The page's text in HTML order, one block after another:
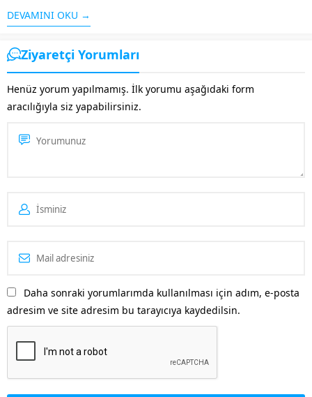
farklı olarak işletmenin geniş
kesimlere ulaşması, firma
tanıtımının yapılması, sosyal
medyanın etkin olarak
taşır. Alanında faaliyet
gösteren diğer rakip...
DEVAMINI OKU →
Ziyaretçi Yorumları
Henüz yorum yapılmamış. İlk yorumu aşağıdaki form
aracılığıyla siz yapabilirsiniz.
Daha sonraki yorumlarımda kullanılması için adım, e-posta
adresim ve site adresim bu tarayıcıya kaydedilsin.